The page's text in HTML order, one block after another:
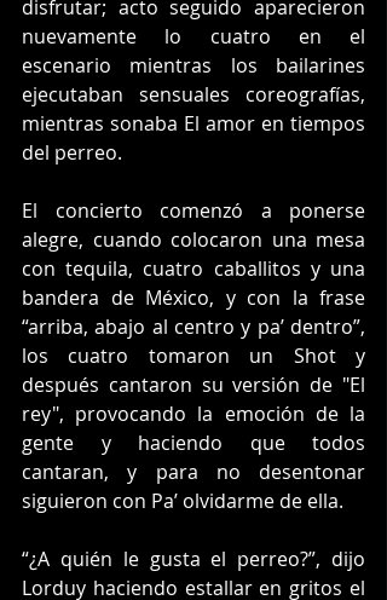
disfrutar; acto seguido aparecieron
nuevamente lo cuatro en el
escenario mientras los bailarines
ejecutaban sensuales coreografías,
mientras sonaba El amor en tiempos
del perreo.
El concierto comenzó a ponerse
alegre, cuando colocaron una mesa
con tequila, cuatro caballitos y una
bandera de México, y con la frase
“arriba, abajo al centro y pa’ dentro”,
los cuatro tomaron un Shot y
después cantaron su versión de "El
rey", provocando la emoción de la
gente y haciendo que todos
cantaran, y para no desentonar
siguieron con Pa’ olvidarme de ella.
“¿A quién le gusta el perreo?”, dijo
Lorduy haciendo estallar en gritos el